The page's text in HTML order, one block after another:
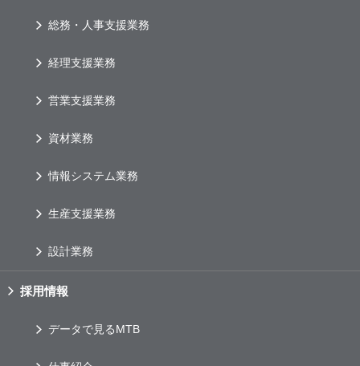
総務・人事支援業務
経理支援業務
営業支援業務
資材業務
情報システム業務
生産支援業務
設計業務
採用情報
データで見るMTB